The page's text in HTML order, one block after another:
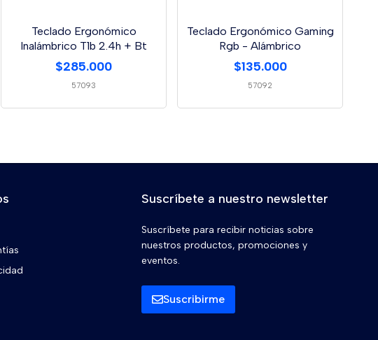
Teclado Ergonómico
Inalámbrico T1b 2.4h + Bt
$285.000
57093
Teclado Ergonómico Gaming
Rgb - Alámbrico
$135.000
57092
Suscríbete a nuestro newsletter
Suscríbete para recibir noticias sobre
nuestros productos, promociones y
eventos.
Suscribirme